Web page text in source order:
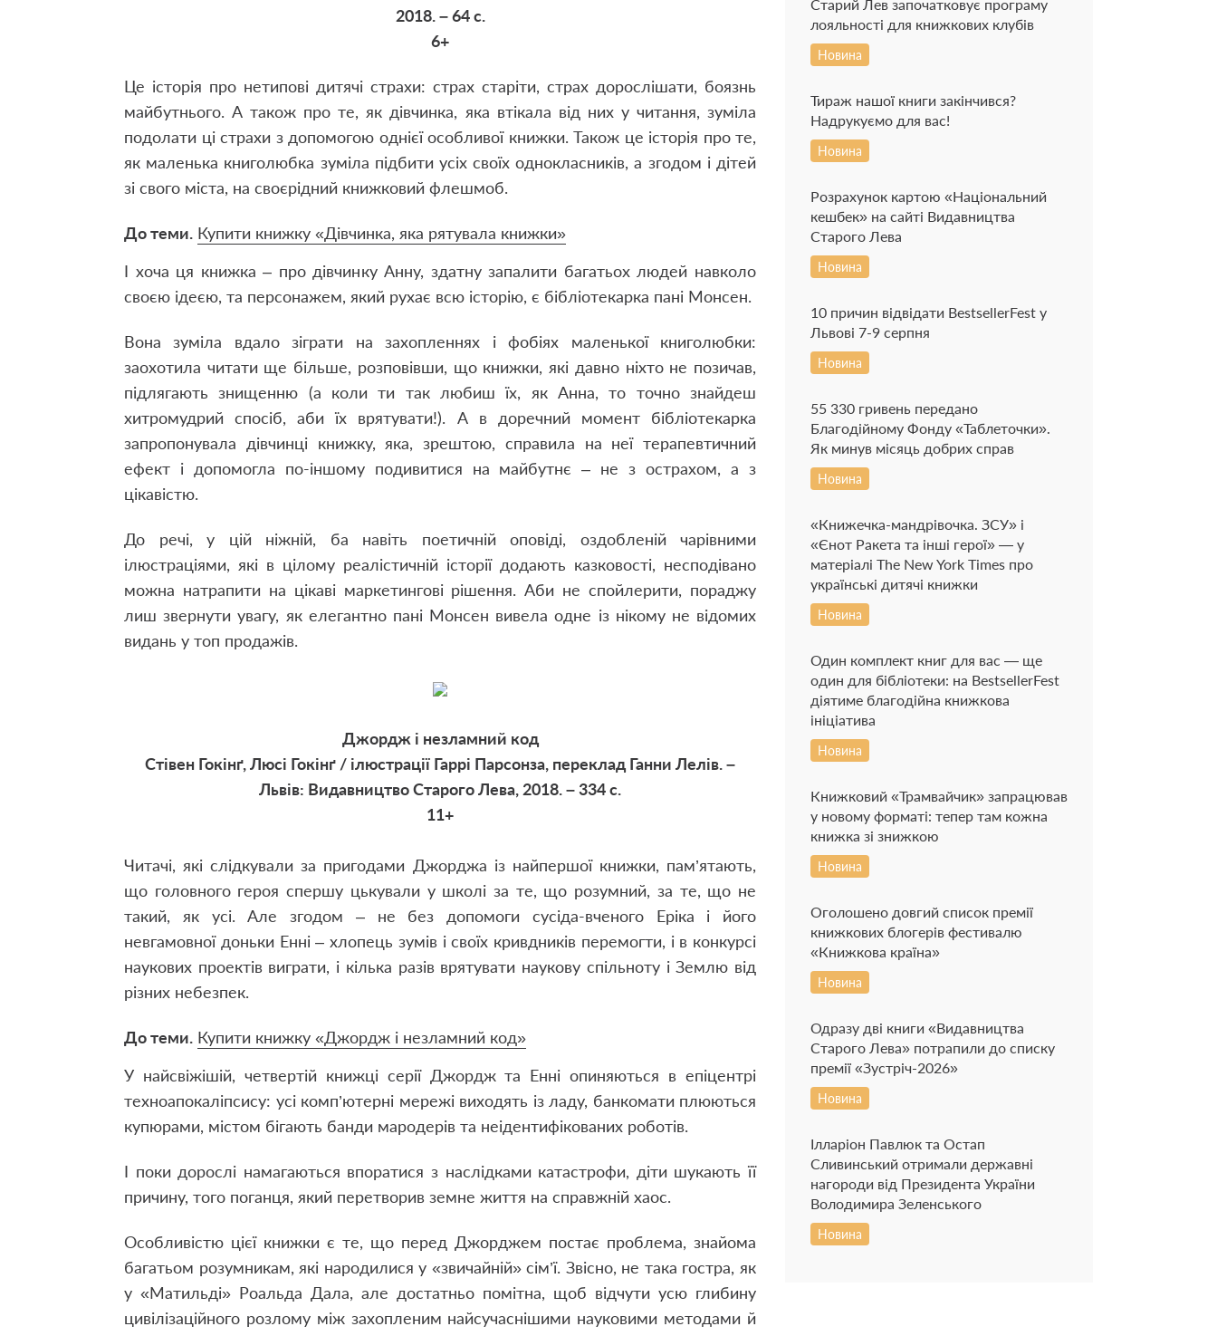
2018. – 64 с.
6+
Це історія про нетипові дитячі страхи: страх старіти, страх дорослішати, боязнь
майбутнього. А також про те, як дівчинка, яка втікала від них у читання, зуміла
подолати ці страхи з допомогою однієї особливої книжки. Також це історія про те,
як маленька книголюбка зуміла підбити усіх своїх однокласників, а згодом і дітей
зі свого міста, на своєрідний книжковий флешмоб.
До теми. Купити книжку «Дівчинка, яка рятувала книжки»
І хоча ця книжка – про дівчинку Анну, здатну запалити багатьох людей навколо
своєю ідеєю, та персонажем, який рухає всю історію, є бібліотекарка пані Монсен.
Вона зуміла вдало зіграти на захопленнях і фобіях маленької книголюбки:
заохотила читати ще більше, розповівши, що книжки, які давно ніхто не позичав,
підлягають знищенню (а коли ти так любиш їх, як Анна, то точно знайдеш
хитромудрий спосіб, аби їх врятувати!). А в доречний момент бібліотекарка
запропонувала дівчинці книжку, яка, зрештою, справила на неї терапевтичний
ефект і допомогла по-іншому подивитися на майбутнє – не з острахом, а з
цікавістю.
До речі, у цій ніжній, ба навіть поетичній оповіді, оздобленій чарівними
ілюстраціями, які в цілому реалістичній історії додають казковості, несподівано
можна натрапити на цікаві маркетингові рішення. Аби не спойлерити, пораджу
лиш звернути увагу, як елегантно пані Монсен вивела одне із нікому не відомих
видань у топ продажів.
Джордж і незламний код
Стівен Гокінґ, Люсі Гокінґ / ілюстрації Гаррі Парсонза, переклад Ганни Лелів. –
Львів: Видавництво Старого Лева, 2018. – 334 с.
11+
Читачі, які слідкували за пригодами Джорджа із найпершої книжки, пам’ятають,
що головного героя спершу цькували у школі за те, що розумний, за те, що не
такий, як усі. Але згодом – не без допомоги сусіда-вченого Еріка і його
невгамовної доньки Енні – хлопець зумів і своїх кривдників перемогти, і в конкурсі
наукових проектів виграти, і кілька разів врятувати наукову спільноту і Землю від
різних небезпек.
До теми. Купити книжку «Джордж і незламний код»
У найсвіжішій, четвертій книжці серії Джордж та Енні опиняються в епіцентрі
техноапокаліпсису: усі комп’ютерні мережі виходять із ладу, банкомати плюються
купюрами, містом бігають банди мародерів та неідентифікованих роботів.
І поки дорослі намагаються впоратися з наслідками катастрофи, діти шукають її
причину, того поганця, який перетворив земне життя на справжній хаос.
Особливістю цієї книжки є те, що перед Джорджем постає проблема, знайома
багатьом розумникам, які народилися у «звичайній» сім’ї. Звісно, не така гостра, як
у «Матильді» Роальда Дала, але достатньо помітна, щоб відчути усю глибину
цивілізаційного розлому між захопленим найсучаснішими науковими методами й
Старий Лев започатковує програму
лояльності для книжкових клубів
Новина
Тираж нашої книги закінчився?
Надрукуємо для вас!
Новина
Розрахунок картою «Національний
кешбек» на сайті Видавництва
Старого Лева
Новина
10 причин відвідати BestsellerFest у
Львові 7-9 серпня
Новина
55 330 гривень передано
Благодійному Фонду «Таблеточки».
Як минув місяць добрих справ
Новина
«Книжечка-мандрівочка. ЗСУ» і
«Єнот Ракета та інші герої» — у
матеріалі The New York Times про
українські дитячі книжки
Новина
Один комплект книг для вас — ще
один для бібліотеки: на BestsellerFest
діятиме благодійна книжкова
ініціатива
Новина
Книжковий «Трамвайчик» запрацював
у новому форматі: тепер там кожна
книжка зі знижкою
Новина
Оголошено довгий список премії
книжкових блогерів фестивалю
«Книжкова країна»
Новина
Одразу дві книги «Видавництва
Старого Лева» потрапили до списку
премії «Зустріч-2026»
Новина
Ілларіон Павлюк та Остап
Сливинський отримали державні
нагороди від Президента України
Володимира Зеленського
Новина